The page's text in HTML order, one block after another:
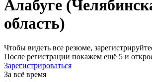
Алабуге
область)
Чтобы видеть все резюме,
После регистрации покажем ещё 5 и
Зарегистрироваться
За всё время